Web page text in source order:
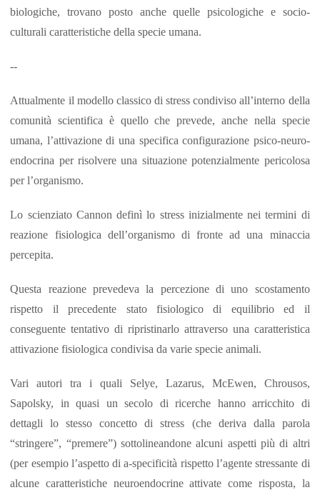
biologiche, trovano posto anche quelle psicologiche e socio-
culturali caratteristiche della specie umana.
--
Attualmente il modello classico di stress condiviso all’interno della
comunità scientifica è quello che prevede, anche nella specie
umana, l’attivazione di una specifica configurazione psico-neuro-
endocrina per risolvere una situazione potenzialmente pericolosa
per l’organismo.
Lo scienziato Cannon definì lo stress inizialmente nei termini di
reazione fisiologica dell’organismo di fronte ad una minaccia
percepita.
Questa reazione prevedeva la percezione di uno scostamento
rispetto il precedente stato fisiologico di equilibrio ed il
conseguente tentativo di ripristinarlo attraverso una caratteristica
attivazione fisiologica condivisa da varie specie animali.
Vari autori tra i quali Selye, Lazarus, McEwen, Chrousos,
Sapolsky, in quasi un secolo di ricerche hanno arricchito di
dettagli lo stesso concetto di stress (che deriva dalla parola
“stringere”, “premere”) sottolineandone alcuni aspetti più di altri
(per esempio l’aspetto di a-specificità rispetto l’agente stressante di
alcune caratteristiche neuroendocrine attivate come risposta, la